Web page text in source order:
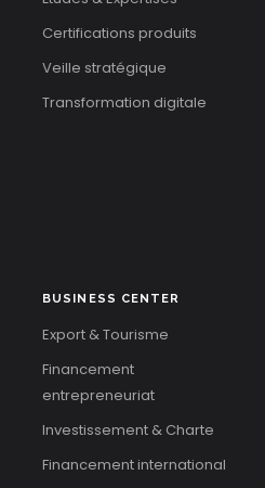
Certifications produits
Veille stratégique
Transformation digitale
BUSINESS CENTER
Export & Tourisme
Financement
entrepreneuriat
Investissement & Charte
Financement international